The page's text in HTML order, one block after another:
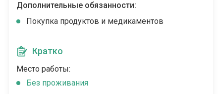
Дополнительные обязанности:
Покупка продуктов и медикаментов
Кратко
Место работы:
Без проживания